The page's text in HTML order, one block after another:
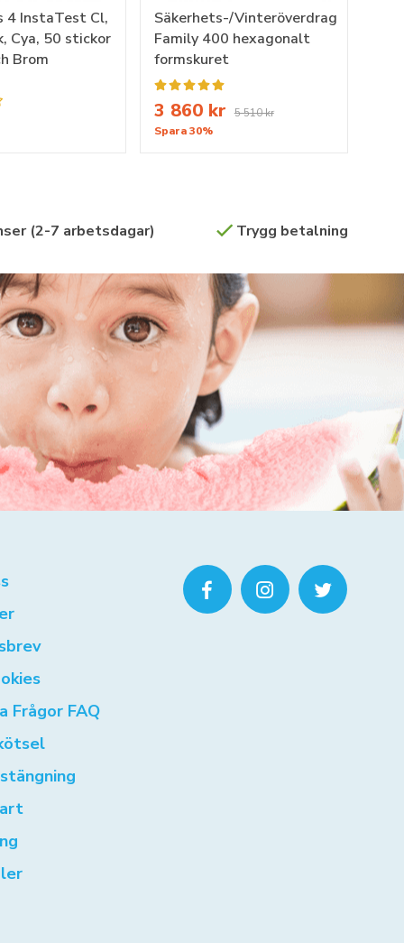
4 InstaTest Cl,
Cya, 50 stickor
Brom
Säkerhets-/Vinteröverdrag
Family 400 hexagonalt
formskuret
3 860 kr
5 510 kr
Spara 30%
(2-7 arbetsdagar) Trygg betalning
Frågor FAQ